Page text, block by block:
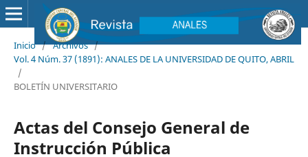
Inicio / Archivos /
Vol. 4 Núm. 37 (1891): ANALES DE LA UNIVERSIDAD DE QUITO, ABRIL
/
BOLETÍN UNIVERSITARIO
Actas del Consejo General de
Instrucción Pública